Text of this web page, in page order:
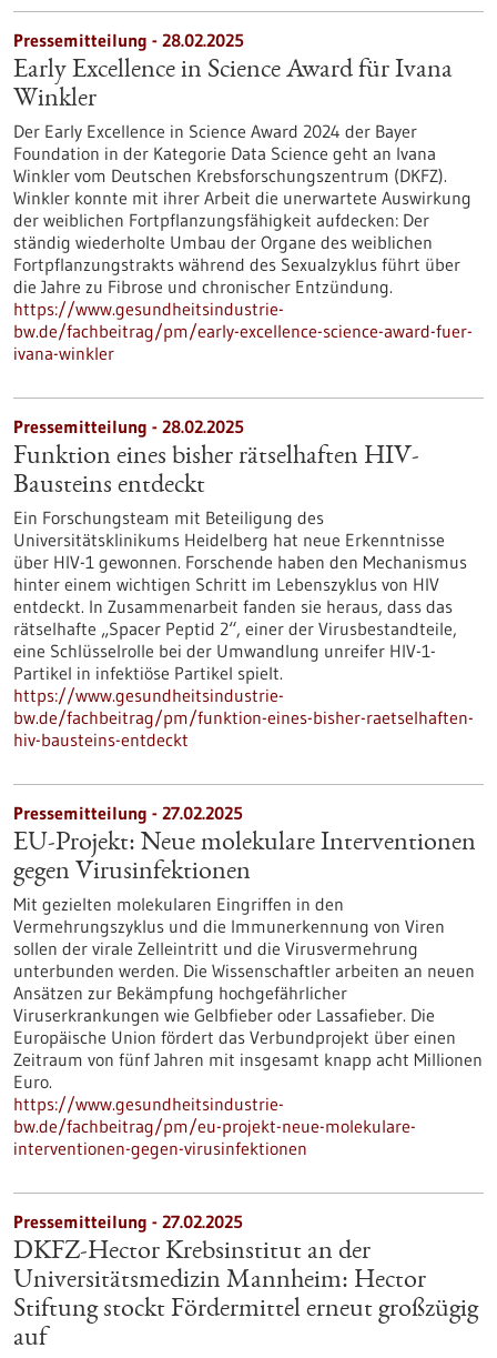
Pressemitteilung - 28.02.2025
Early Excellence in Science Award für Ivana
Winkler
Der Early Excellence in Science Award 2024 der Bayer
Foundation in der Kategorie Data Science geht an Ivana
Winkler vom Deutschen Krebsforschungszentrum (DKFZ).
Winkler konnte mit ihrer Arbeit die unerwartete Auswirkung
der weiblichen Fortpflanzungsfähigkeit aufdecken: Der
ständig wiederholte Umbau der Organe des weiblichen
Fortpflanzungstrakts während des Sexualzyklus führt über
die Jahre zu Fibrose und chronischer Entzündung.
https://www.gesundheitsindustrie-
bw.de/fachbeitrag/pm/early-excellence-science-award-fuer-
ivana-winkler
Pressemitteilung - 28.02.2025
Funktion eines bisher rätselhaften HIV-
Bausteins entdeckt
Ein Forschungsteam mit Beteiligung des
Universitätsklinikums Heidelberg hat neue Erkenntnisse
über HIV-1 gewonnen. Forschende haben den Mechanismus
hinter einem wichtigen Schritt im Lebenszyklus von HIV
entdeckt. In Zusammenarbeit fanden sie heraus, dass das
rätselhafte „Spacer Peptid 2“, einer der Virusbestandteile,
eine Schlüsselrolle bei der Umwandlung unreifer HIV-1-
Partikel in infektiöse Partikel spielt.
https://www.gesundheitsindustrie-
bw.de/fachbeitrag/pm/funktion-eines-bisher-raetselhaften-
hiv-bausteins-entdeckt
Pressemitteilung - 27.02.2025
EU-Projekt: Neue molekulare Interventionen
gegen Virusinfektionen
Mit gezielten molekularen Eingriffen in den
Vermehrungszyklus und die Immunerkennung von Viren
sollen der virale Zelleintritt und die Virusvermehrung
unterbunden werden. Die Wissenschaftler arbeiten an neuen
Ansätzen zur Bekämpfung hochgefährlicher
Viruserkrankungen wie Gelbfieber oder Lassafieber. Die
Europäische Union fördert das Verbundprojekt über einen
Zeitraum von fünf Jahren mit insgesamt knapp acht Millionen
Euro.
https://www.gesundheitsindustrie-
bw.de/fachbeitrag/pm/eu-projekt-neue-molekulare-
interventionen-gegen-virusinfektionen
Pressemitteilung - 27.02.2025
DKFZ-Hector Krebsinstitut an der
Universitätsmedizin Mannheim: Hector
Stiftung stockt Fördermittel erneut großzügig
auf